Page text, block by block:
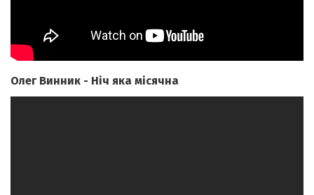
Олег Винник - Ніч яка місячна